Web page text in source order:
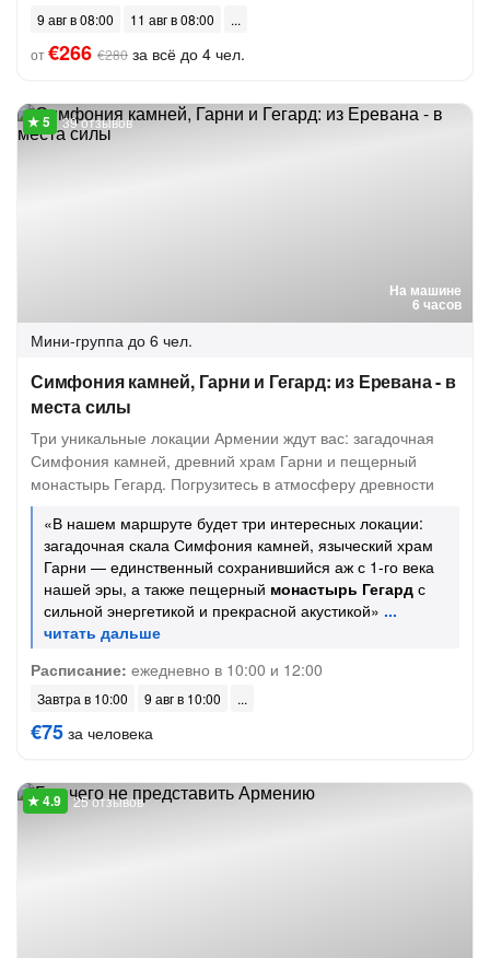
9 авг в 08:00
11 авг в 08:00
от€266 €280 за всё до 4 чел.
На машине
6 часов
39 отзывов
Мини-группа до 6 чел.
Симфония камней, Гарни и Гегард: из Еревана - в
места силы
Три уникальные локации Армении ждут вас: загадочная
Симфония камней, древний храм Гарни и пещерный
монастырь Гегард. Погрузитесь в атмосферу древности
«В нашем маршруте будет три интересных локации:
загадочная скала Симфония камней, языческий храм
Гарни — единственный сохранившийся аж с 1-го века
нашей эры, а также пещерный монастырь Гегард с
сильной энергетикой и прекрасной акустикой»
Расписание: ежедневно в 10:00 и 12:00
Завтра в 10:00 9 авг в 10:00
€75 за человека
25 отзывов